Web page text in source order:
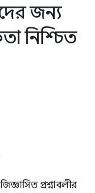
জন্য
নিশ্চিত
প্রশ্নাবলীর